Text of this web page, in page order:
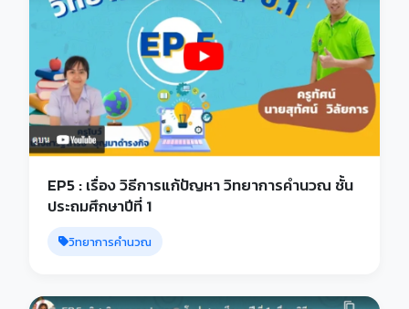
EP5 : เรื่อง วิธีการแก้ปัญหา วิทยาการคำนวณ ชั้น
ประถมศึกษาปีที่ 1
วิทยาการคำนวณ